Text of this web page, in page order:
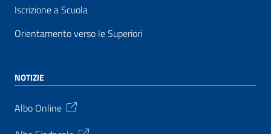
Iscrizione a Scuola
Orientamento verso le Superiori
NOTIZIE
Albo Online